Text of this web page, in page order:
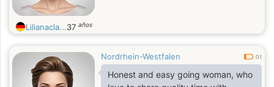
Lilianacla...37 años
Nordrhein-Westfalen 0.1
Honest and easy going woman, who